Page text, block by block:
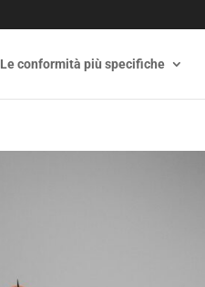
Le conformità più specifiche